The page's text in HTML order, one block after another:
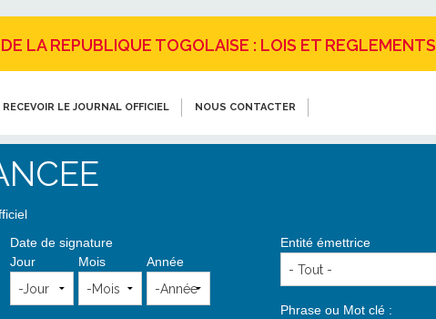
LA REPUBLIQUE TOGOLAISE : LOIS ET REGLEMENTS
RECEVOIR LE JOURNAL OFFICIEL NOUS CONTACTER
Date de signature
Jour
Mois Année
Entité émettrice
Phrase ou Mot clé :